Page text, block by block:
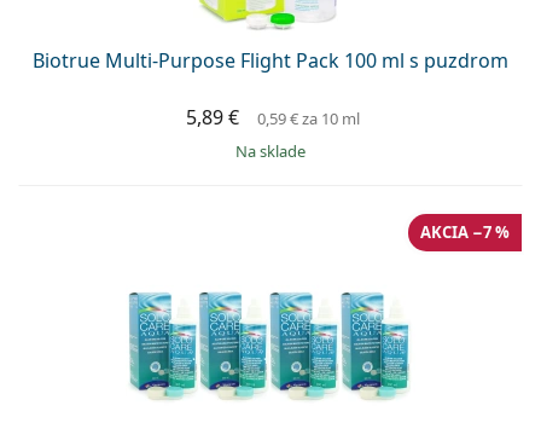
Biotrue Multi-Purpose Flight Pack 100 ml s puzdrom
5,89 € 0,59 €za 10 ml
na sklade
AKCIA −7 %